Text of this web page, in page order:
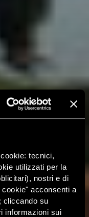
tecnici,
utilizzati per la
nostri e di
acconsenti a
cliccando su
informazioni sui